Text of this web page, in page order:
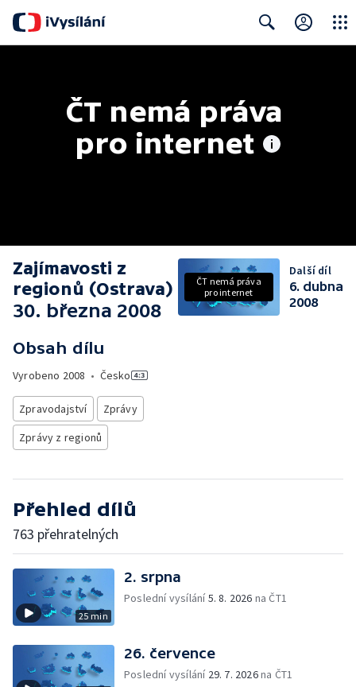
ČT nemá práva
pro internet
Zajímavosti z
regionů (Ostrava)
30. března 2008
Obsah dílu
Vyrobeno 2008 • Česko
Zpravodajství
Zprávy
Zprávy z regionů
ČT nemá práva
pro internet
Další díl
6. dubna
2008
Přehled dílů
763 přehratelných
25 min
2. srpna
Poslední vysílání5. 8. 2026 na ČT1
26. července
Poslední vysílání 29. 7. 2026na ČT1